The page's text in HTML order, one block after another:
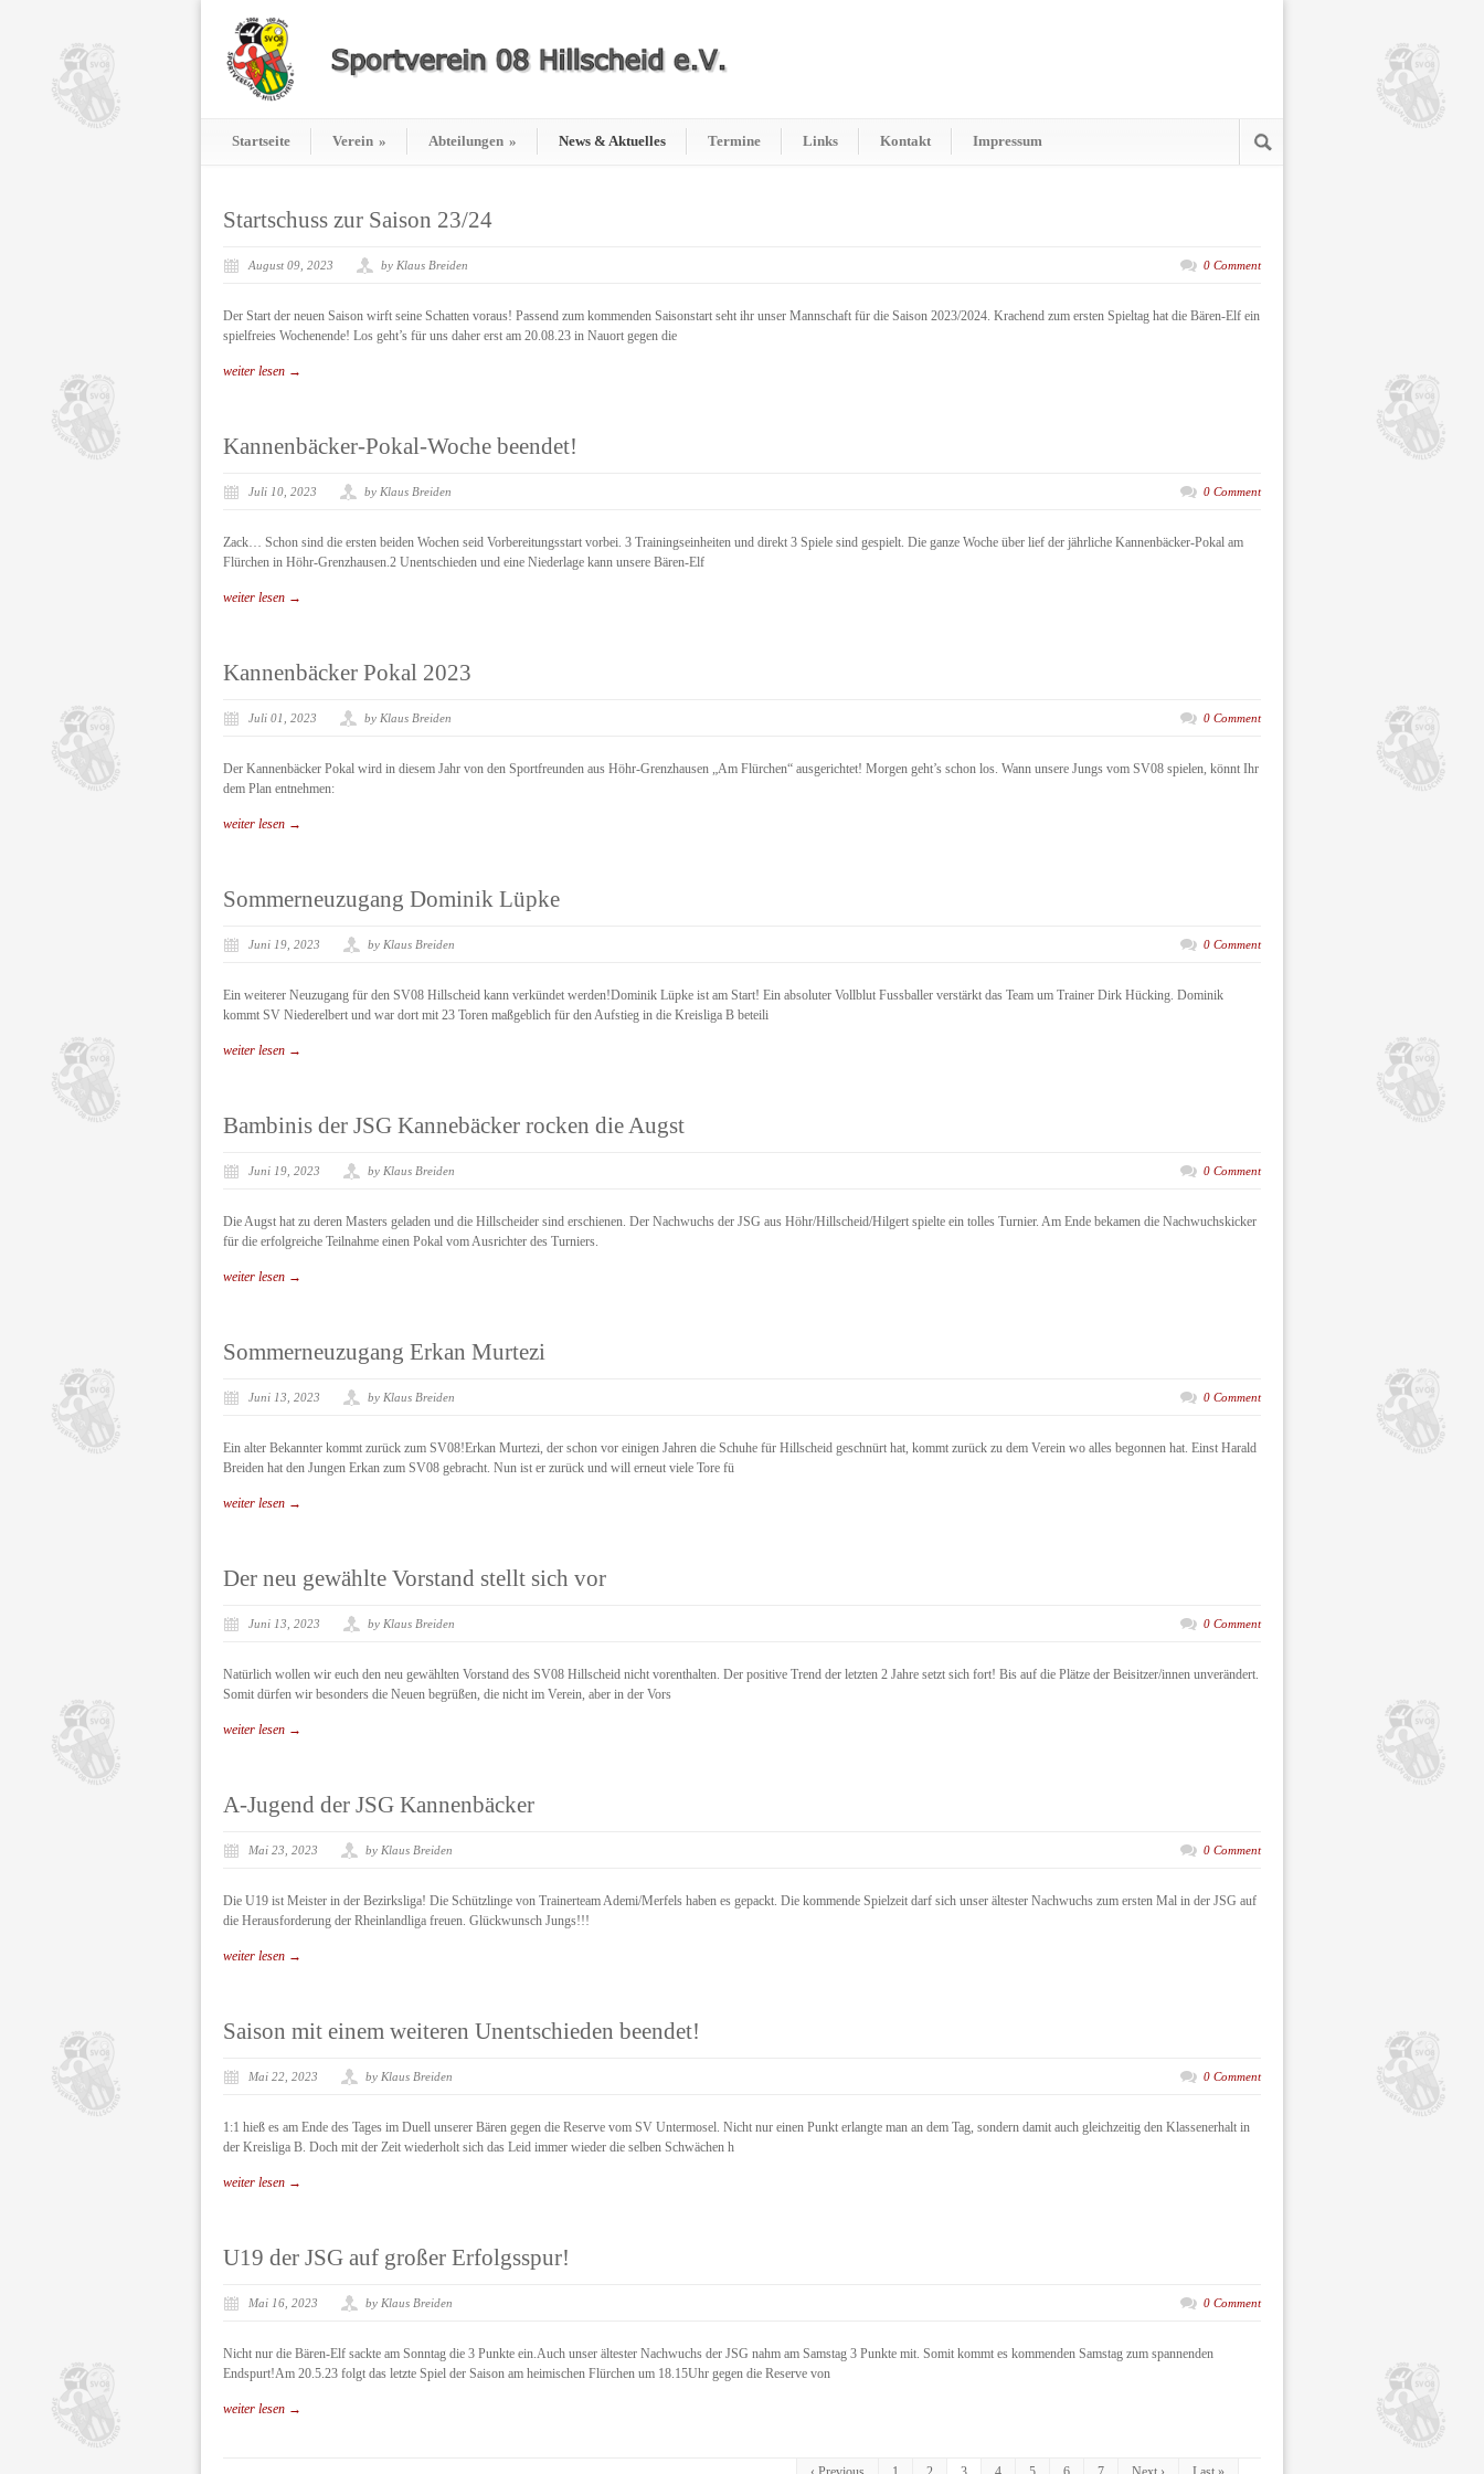
Startseite Verein » Abteilungen » News & Aktuelles Termine Links Kontakt Impressum
Startschuss zur Saison 23/24
August 09, 2023 by Klaus Breiden 0 Comment
Der Start der neuen Saison wirft seine Schatten voraus! Passend zum kommenden Saisonstart seht ihr unser Mannschaft für die Saison 2023/2024. Krachend zum ersten Spieltag hat die Bären-Elf ein
spielfreies Wochenende! Los geht’s für uns daher erst am 20.08.23 in Nauort gegen die
weiter lesen →
Kannenbäcker-Pokal-Woche beendet!
Juli 10, 2023 by Klaus Breiden 0 Comment
Zack… Schon sind die ersten beiden Wochen seid Vorbereitungsstart vorbei. 3 Trainingseinheiten und direkt 3 Spiele sind gespielt. Die ganze Woche über lief der jährliche Kannenbäcker-Pokal am
Flürchen in Höhr-Grenzhausen.2 Unentschieden und eine Niederlage kann unsere Bären-Elf
weiter lesen →
Kannenbäcker Pokal 2023
Juli 01, 2023 by Klaus Breiden 0 Comment
Der Kannenbäcker Pokal wird in diesem Jahr von den Sportfreunden aus Höhr-Grenzhausen „Am Flürchen“ ausgerichtet! Morgen geht’s schon los. Wann unsere Jungs vom SV08 spielen, könnt Ihr
dem Plan entnehmen:
weiter lesen →
Sommerneuzugang Dominik Lüpke
Juni 19, 2023 by Klaus Breiden 0 Comment
Ein weiterer Neuzugang für den SV08 Hillscheid kann verkündet werden!Dominik Lüpke ist am Start! Ein absoluter Vollblut Fussballer verstärkt das Team um Trainer Dirk Hücking. Dominik
kommt SV Niederelbert und war dort mit 23 Toren maßgeblich für den Aufstieg in die Kreisliga B beteili
weiter lesen →
Bambinis der JSG Kannebäcker rocken die Augst
Juni 19, 2023 by Klaus Breiden 0 Comment
Die Augst hat zu deren Masters geladen und die Hillscheider sind erschienen. Der Nachwuchs der JSG aus Höhr/Hillscheid/Hilgert spielte ein tolles Turnier. Am Ende bekamen die Nachwuchskicker
für die erfolgreiche Teilnahme einen Pokal vom Ausrichter des Turniers.
weiter lesen →
Sommerneuzugang Erkan Murtezi
Juni 13, 2023 by Klaus Breiden 0 Comment
Ein alter Bekannter kommt zurück zum SV08!Erkan Murtezi, der schon vor einigen Jahren die Schuhe für Hillscheid geschnürt hat, kommt zurück zu dem Verein wo alles begonnen hat. Einst Harald
Breiden hat den Jungen Erkan zum SV08 gebracht. Nun ist er zurück und will erneut viele Tore fü
weiter lesen →
Der neu gewählte Vorstand stellt sich vor
Juni 13, 2023 by Klaus Breiden 0 Comment
Natürlich wollen wir euch den neu gewählten Vorstand des SV08 Hillscheid nicht vorenthalten. Der positive Trend der letzten 2 Jahre setzt sich fort! Bis auf die Plätze der Beisitzer/innen unverändert.
Somit dürfen wir besonders die Neuen begrüßen, die nicht im Verein, aber in der Vors
weiter lesen →
A-Jugend der JSG Kannenbäcker
Mai 23, 2023 by Klaus Breiden 0 Comment
Die U19 ist Meister in der Bezirksliga! Die Schützlinge von Trainerteam Ademi/Merfels haben es gepackt. Die kommende Spielzeit darf sich unser ältester Nachwuchs zum ersten Mal in der JSG auf
die Herausforderung der Rheinlandliga freuen. Glückwunsch Jungs!!!
weiter lesen →
Saison mit einem weiteren Unentschieden beendet!
Mai 22, 2023 by Klaus Breiden 0 Comment
1:1 hieß es am Ende des Tages im Duell unserer Bären gegen die Reserve vom SV Untermosel. Nicht nur einen Punkt erlangte man an dem Tag, sondern damit auch gleichzeitig den Klassenerhalt in
der Kreisliga B. Doch mit der Zeit wiederholt sich das Leid immer wieder die selben Schwächen h
weiter lesen →
U19 der JSG auf großer Erfolgsspur!
Mai 16, 2023 by Klaus Breiden 0 Comment
Nicht nur die Bären-Elf sackte am Sonntag die 3 Punkte ein.Auch unser ältester Nachwuchs der JSG nahm am Samstag 3 Punkte mit. Somit kommt es kommenden Samstag zum spannenden
Endspurt!Am 20.5.23 folgt das letzte Spiel der Saison am heimischen Flürchen um 18.15Uhr gegen die Reserve von
weiter lesen →